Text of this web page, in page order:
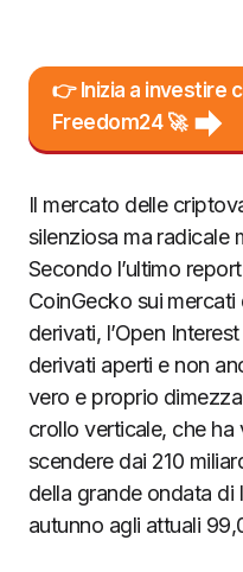
👉 Inizia a investire
Freedom24 🚀
Il mercato delle
silenziosa ma radicale
Secondo l’ultimo
CoinGecko sui
derivati, l’Open
derivati aperti e non
vero e proprio
crollo verticale, che
scendere dai 210
della grande ondata
autunno agli attuali